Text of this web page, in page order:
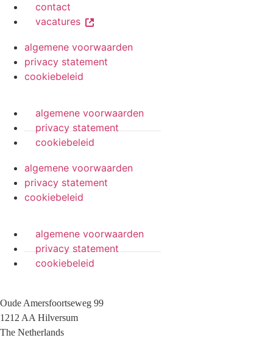
contact
vacatures
algemene voorwaarden
privacy statement
cookiebeleid
algemene voorwaarden
privacy statement
cookiebeleid
algemene voorwaarden
privacy statement
cookiebeleid
algemene voorwaarden
privacy statement
cookiebeleid
Oude Amersfoortseweg 99
1212 AA Hilversum
The Netherlands